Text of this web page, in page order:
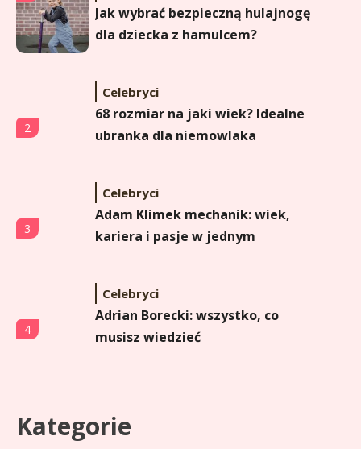
Jak wybrać bezpieczną hulajnogę
dla dziecka z hamulcem?
2
Celebryci
68 rozmiar na jaki wiek? Idealne
ubranka dla niemowlaka
3
Celebryci
Adam Klimek mechanik: wiek,
kariera i pasje w jednym
4
Celebryci
Adrian Borecki: wszystko, co
musisz wiedzieć
5
Agata Adamek wiek: ile lat ma
znana dziennikarka?
Kategorie